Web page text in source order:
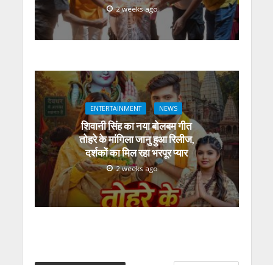
2 weeks ago
ENTERTAINMENT NEWS
शिवानी सिंह का नया बोलबम गीत
तोहरे के मांगिला जानु हुआ रिलीज,
दर्शकों का मिल रहा भरपूर प्यार
2 weeks ago